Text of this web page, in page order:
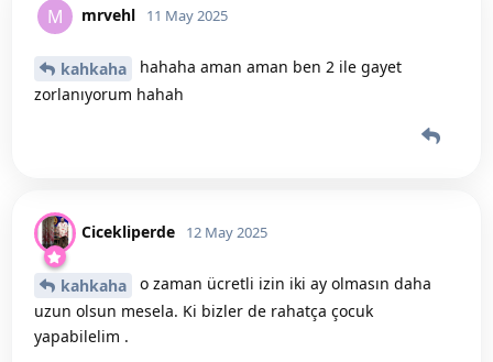
M mrvehl 11 May 2025
kahkaha
hahaha aman aman ben 2 ile gayet
zorlanıyorum hahah
Cicekliperde 12 May 2025
kahkaha
o zaman ücretli izin iki ay olmasın daha
uzun olsun mesela. Ki bizler de rahatça çocuk
yapabilelim .